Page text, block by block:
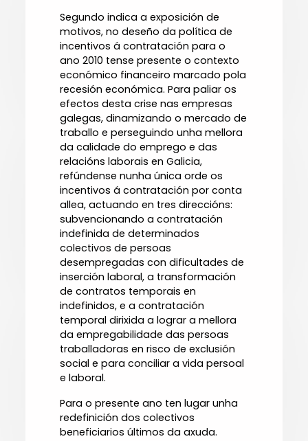
Segundo indica a exposición de
motivos, no deseño da política de
incentivos á contratación para o
ano 2010 tense presente o contexto
económico financeiro marcado pola
recesión económica. Para paliar os
efectos desta crise nas empresas
galegas, dinamizando o mercado de
traballo e perseguindo unha mellora
da calidade do emprego e das
relacións laborais en Galicia,
refúndense nunha única orde os
incentivos á contratación por conta
allea, actuando en tres direccións:
subvencionando a contratación
indefinida de determinados
colectivos de persoas
desempregadas con dificultades de
inserción laboral, a transformación
de contratos temporais en
indefinidos, e a contratación
temporal dirixida a lograr a mellora
da empregabilidade das persoas
traballadoras en risco de exclusión
social e para conciliar a vida persoal
e laboral.
Para o presente ano ten lugar unha
redefinición dos colectivos
beneficiarios últimos da axuda.